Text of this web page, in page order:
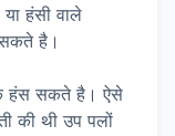
हंसी वाले
है।
के हंस सकते है। ऐसे
की थी उप पलों